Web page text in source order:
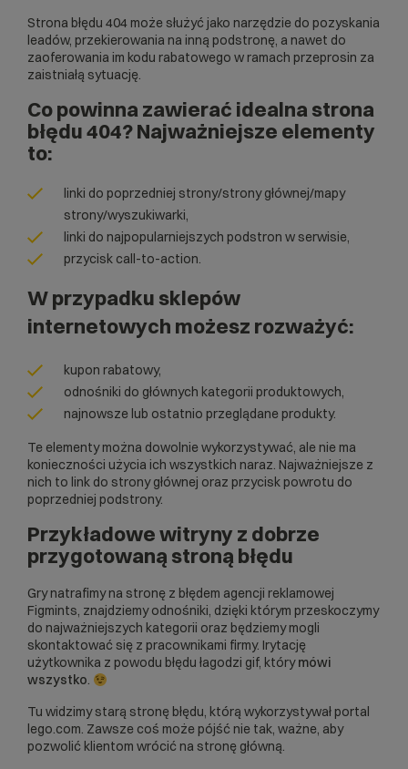
Strona błędu 404 może służyć jako narzędzie do pozyskania
leadów, przekierowania na inną podstronę, a nawet do
zaoferowania im kodu rabatowego w ramach przeprosin za
zaistniałą sytuację.
Co powinna zawierać idealna strona
błędu 404? Najważniejsze elementy
to:
linki do poprzedniej strony/strony głównej/mapy
strony/wyszukiwarki,
linki do najpopularniejszych podstron w serwisie,
przycisk call-to-action.
W przypadku sklepów
internetowych możesz rozważyć:
kupon rabatowy,
odnośniki do głównych kategorii produktowych,
najnowsze lub ostatnio przeglądane produkty.
Te elementy można dowolnie wykorzystywać, ale nie ma
konieczności użycia ich wszystkich naraz. Najważniejsze z
nich to link do strony głównej oraz przycisk powrotu do
poprzedniej podstrony.
Przykładowe witryny z dobrze
przygotowaną stroną błędu
Gry natrafimy na stronę z błędem agencji reklamowej
Figmints, znajdziemy odnośniki, dzięki którym przeskoczymy
do najważniejszych kategorii oraz będziemy mogli
skontaktować się z pracownikami firmy. Irytację
użytkownika z powodu błędu łagodzi gif, którymówi
wszystko.
Tu widzimy starą stronę błędu, którą wykorzystywał portal
lego.com. Zawsze coś może pójść nie tak, ważne, aby
pozwolić klientom wrócić na stronę główną.